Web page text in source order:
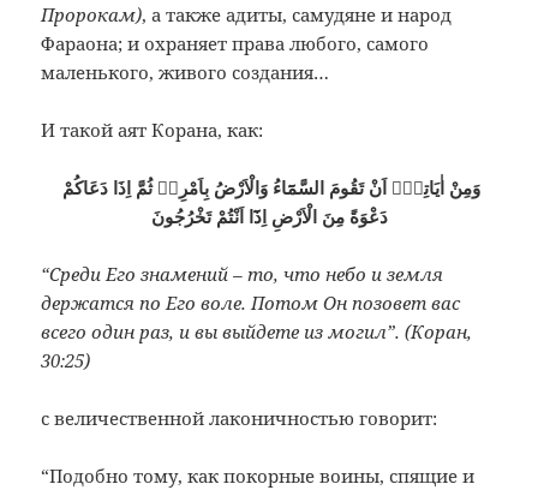
Пророкам), а также адиты, самудяне и народ
Фараона; и охраняет права любого, самого
маленького, живого создания…
И такой аят Корана, как:
دَعْوَةً مِنَ الْاَرْضِ اِذَٓا اَنْتُمْ تَخْرُجُونَ
“Среди Его знамений – то, что небо и земля
держатся по Его воле. Потом Он позовет вас
всего один раз, и вы выйдете из могил”. (Коран,
30:25)
с величественной лаконичностью говорит:
“Подобно тому, как покорные воины, спящие и